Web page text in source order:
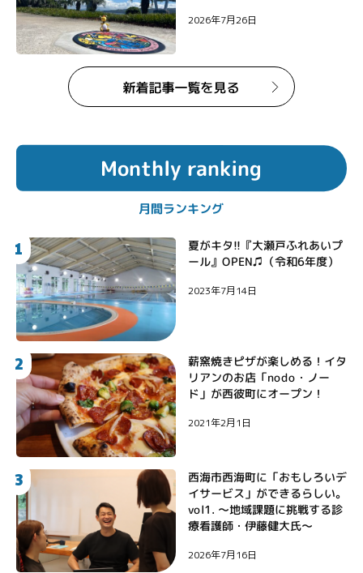
2026年7月26日
Monthly ranking
月間ランキング
1 夏がキタ!!『大瀬戸ふれあいプ
ール』OPEN♫（令和6年度）
2023年7月14日
2 薪窯焼きピザが楽しめる！イタ
リアンのお店「nodo・ノー
ド」が西彼町にオープン！
2021年2月1日
3
西海市西海町に「おもしろいデ
イサービス」ができるらしい。
vol1. 〜地域課題に挑戦する診
療看護師・伊藤健大氏〜
2026年7月16日